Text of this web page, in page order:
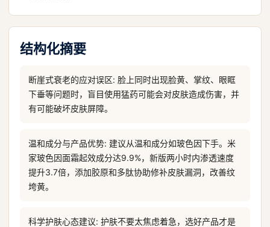
结构化摘要
断崖式衰老的应对误区: 脸上同时出现脸黄、掌纹、眼眶
下垂等问题时，盲目使用猛药可能会对皮肤造成伤害，并
有可能破坏皮肤屏障。
温和成分与产品优势: 建议从温和成分如玻色因下手。米
家玻色因面霜起效成分达9.9%，新版两小时内渗透速度
提升3.7倍，添加胶原和多肽协助修补皮肤漏洞，改善纹
垮黄。
科学护肤心态建议: 护肤不要太焦虑着急，选好产品才是